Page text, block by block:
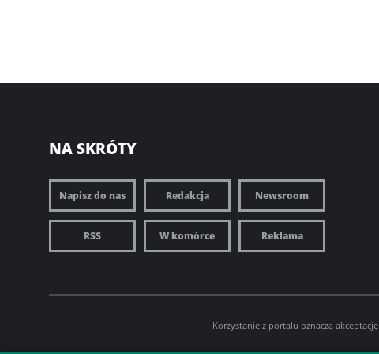
NA SKRÓTY
Napisz do nas Redakcja Newsroom
RSS W komórce Reklama
Korzystanie z portalu oznacza akceptację